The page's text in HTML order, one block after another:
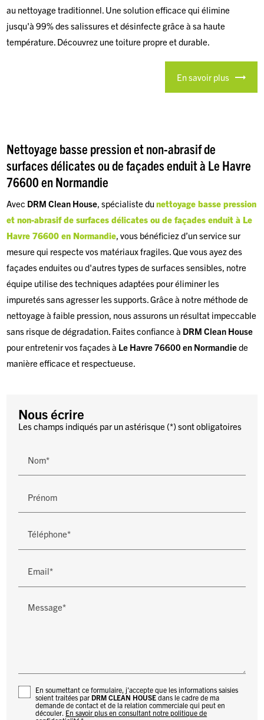
au nettoyage traditionnel. Une solution efficace qui élimine
jusqu'à 99% des salissures et désinfecte grâce à sa haute
température. Découvrez une toiture propre et durable.
En savoir plus
Nettoyage basse pression et non-abrasif de
surfaces délicates ou de façades enduit à Le Havre
76600 en Normandie
Avec DRM Clean House, spécialiste dunettoyage basse pression
et non-abrasif de surfaces délicates ou de façades enduit à Le
Havre 76600 en Normandie, vous bénéficiez d’un service sur
mesure qui respecte vos matériaux fragiles. Que vous ayez des
façades enduites ou d'autres types de surfaces sensibles, notre
équipe utilise des techniques adaptées pour éliminer les
impuretés sans agresser les supports. Grâce à notre méthode de
nettoyage à faible pression, nous assurons un résultat impeccable
sans risque de dégradation. Faites confiance à DRM Clean House
pour entretenir vos façades à Le Havre 76600 en Normandiede
manière efficace et respectueuse.
Nous écrire
Les champs indiqués par un astérisque (*) sont obligatoires
Nom*
Prénom
Téléphone*
Email*
Message*
En soumettant ce formulaire, j'accepte que les informations saisies
soient traitées par DRM CLEAN HOUSE dans le cadre de ma
demande de contact et de la relation commerciale qui peut en
découler. En savoir plus en consultant notre politique de